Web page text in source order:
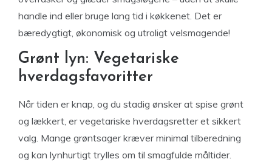
handle ind eller bruge lang tid i køkkenet. Det er
bæredygtigt, økonomisk og utroligt velsmagende!
Grønt lyn: Vegetariske
hverdagsfavoritter
Når tiden er knap, og du stadig ønsker at spise grønt
og lækkert, er vegetariske hverdagsretter et sikkert
valg. Mange grøntsager kræver minimal tilberedning
og kan lynhurtigt trylles om til smagfulde måltider.